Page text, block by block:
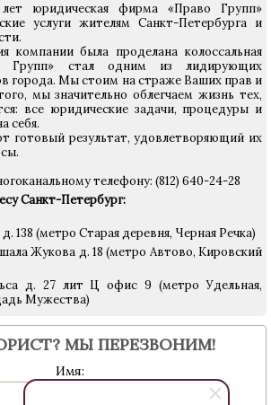
юридическая фирма «Право Групп»
услуги жителям Санкт-Петербурга и
компании была проделана колоссальная
Групп» стал одним из лидирующих
города. Мы стоим на страже Ваших прав и
мы значительно облегчаем жизнь тех,
все юридические задачи, процедуры и
себя.
готовый результат, удовлетворяющий их
телефону: (812) 640-24-28
Санкт-Петербург:
138 (метро Старая деревня, Черная Речка)
Жукова д. 18 (метро Автово, Кировский
д. 27 лит Ц офис 9 (метро Удельная,
Мужества)
МЫ ПЕРЕЗВОНИМ!
Имя: